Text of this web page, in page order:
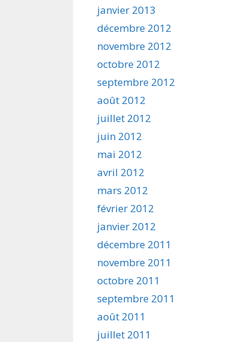
janvier 2013
décembre 2012
novembre 2012
octobre 2012
septembre 2012
août 2012
juillet 2012
juin 2012
mai 2012
avril 2012
mars 2012
février 2012
janvier 2012
décembre 2011
novembre 2011
octobre 2011
septembre 2011
août 2011
juillet 2011